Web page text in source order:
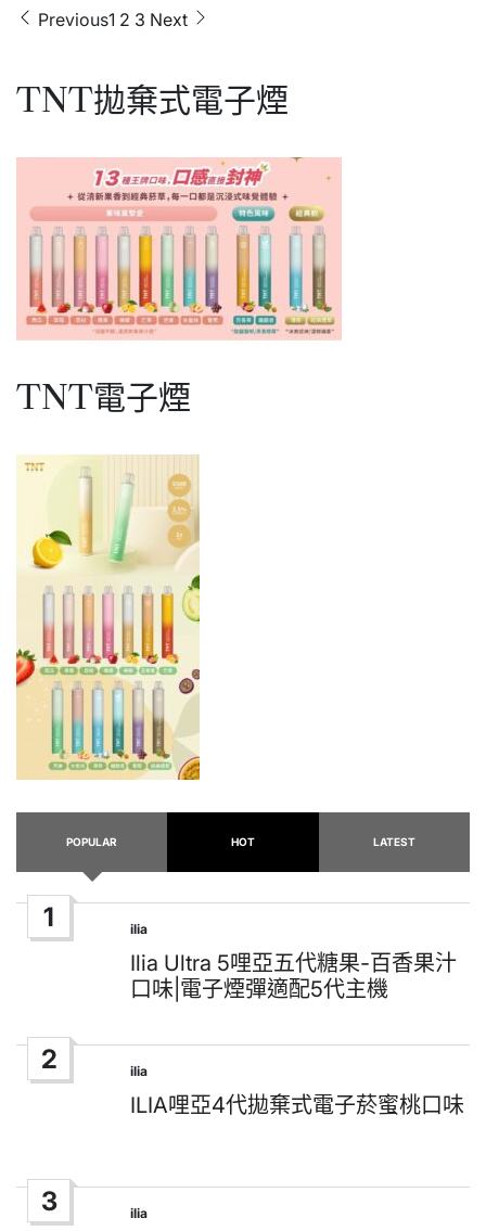
用
代
主
凍
龍
口
通
用
主
果
適
用
SP2
代
文
分
頁
Previous1 2 3 Next
TNT拋棄式電子煙
TNT電子煙
POPULAR HOT LATEST
1
Posted
in
ilia
Ilia Ultra 5哩亞五代糖果-百香果汁
口味|電子煙彈適配5代主機
2
Posted
in
ilia
ILIA哩亞4代拋棄式電子菸蜜桃口味
3
Posted
ilia